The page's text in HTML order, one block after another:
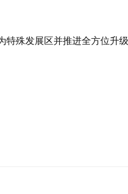
殊发展区并推进全方位升